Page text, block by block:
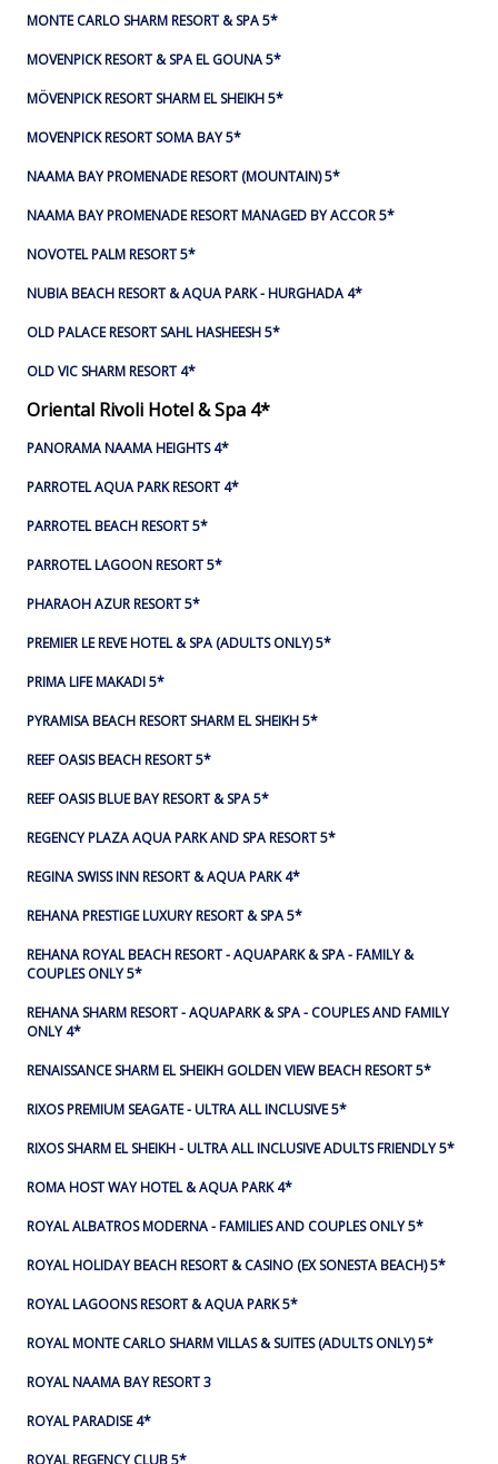
MONTE CARLO SHARM RESORT & SPA 5*
MOVENPICK RESORT & SPA EL GOUNA 5*
MÖVENPICK RESORT SHARM EL SHEIKH 5*
MOVENPICK RESORT SOMA BAY 5*
NAAMA BAY PROMENADE RESORT (MOUNTAIN) 5*
NAAMA BAY PROMENADE RESORT MANAGED BY ACCOR 5*
NOVOTEL PALM RESORT 5*
NUBIA BEACH RESORT & AQUA PARK - HURGHADA 4*
OLD PALACE RESORT SAHL HASHEESH 5*
OLD VIC SHARM RESORT 4*
Oriental Rivoli Hotel & Spa 4*
PANORAMA NAAMA HEIGHTS 4*
PARROTEL AQUA PARK RESORT 4*
PARROTEL BEACH RESORT 5*
PARROTEL LAGOON RESORT 5*
PHARAOH AZUR RESORT 5*
PREMIER LE REVE HOTEL & SPA (ADULTS ONLY) 5*
PRIMA LIFE MAKADI 5*
PYRAMISA BEACH RESORT SHARM EL SHEIKH 5*
REEF OASIS BEACH RESORT 5*
REEF OASIS BLUE BAY RESORT & SPA 5*
REGENCY PLAZA AQUA PARK AND SPA RESORT 5*
REGINA SWISS INN RESORT & AQUA PARK 4*
REHANA PRESTIGE LUXURY RESORT & SPA 5*
REHANA ROYAL BEACH RESORT - AQUAPARK & SPA - FAMILY &
COUPLES ONLY 5*
REHANA SHARM RESORT - AQUAPARK & SPA - COUPLES AND FAMILY
ONLY 4*
RENAISSANCE SHARM EL SHEIKH GOLDEN VIEW BEACH RESORT 5*
RIXOS PREMIUM SEAGATE - ULTRA ALL INCLUSIVE 5*
RIXOS SHARM EL SHEIKH - ULTRA ALL INCLUSIVE ADULTS FRIENDLY 5*
ROMA HOST WAY HOTEL & AQUA PARK 4*
ROYAL ALBATROS MODERNA - FAMILIES AND COUPLES ONLY 5*
ROYAL HOLIDAY BEACH RESORT & CASINO (EX SONESTA BEACH) 5*
ROYAL LAGOONS RESORT & AQUA PARK 5*
ROYAL MONTE CARLO SHARM VILLAS & SUITES (ADULTS ONLY) 5*
ROYAL NAAMA BAY RESORT 3
ROYAL PARADISE 4*
ROYAL REGENCY CLUB 5*